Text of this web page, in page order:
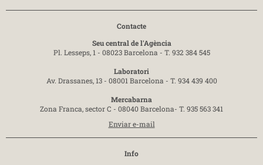
Contacte
Seu central de l'Agència
Pl. Lesseps, 1 - 08023 Barcelona - T. 932 384 545
Laboratori
Av. Drassanes, 13 - 08001 Barcelona - T. 934 439 400
Mercabarna
Zona Franca, sector C - 08040 Barcelona- T. 935 563 341
Enviar e-mail
Info